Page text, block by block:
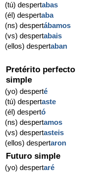
(tú) despertabas
(él) despertaba
(ns) despertábamos
(vs) despertabais
(ellos) despertaban
Pretérito perfecto
simple
(yo) desperté
(tú) despertaste
(él) despertó
(ns) despertamos
(vs) despertasteis
(ellos) despertaron
Futuro simple
(yo) despertaré